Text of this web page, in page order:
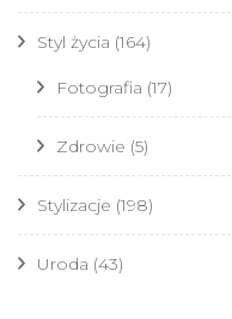
Styl życia (164)
Fotografia (17)
Zdrowie (5)
Stylizacje (198)
Uroda (43)